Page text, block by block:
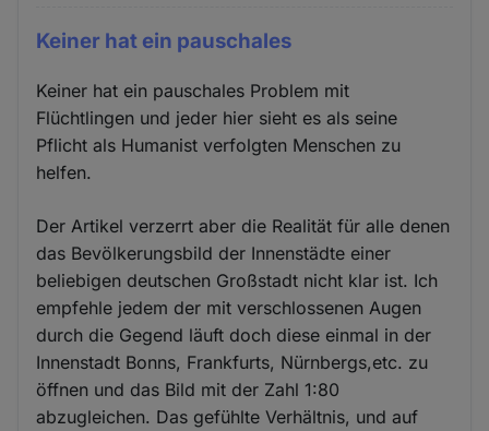
Keiner hat ein pauschales
Keiner hat ein pauschales Problem mit
Flüchtlingen und jeder hier sieht es als seine
Pflicht als Humanist verfolgten Menschen zu
helfen.
Der Artikel verzerrt aber die Realität für alle denen
das Bevölkerungsbild der Innenstädte einer
beliebigen deutschen Großstadt nicht klar ist. Ich
empfehle jedem der mit verschlossenen Augen
durch die Gegend läuft doch diese einmal in der
Innenstadt Bonns, Frankfurts, Nürnbergs,etc. zu
öffnen und das Bild mit der Zahl 1:80
abzugleichen. Das gefühlte Verhältnis, und auf